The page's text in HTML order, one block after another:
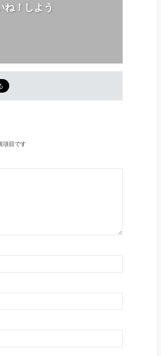
ね！しよう
項目です